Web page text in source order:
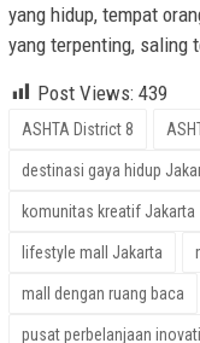
yang hidup, tempat
yang terpenting, saling
Post Views: 439
ASHTA District 8
destinasi gaya hidup
komunitas kreatif Jakarta
lifestyle mall Jakarta
mall dengan ruang baca
pusat perbelanjaan